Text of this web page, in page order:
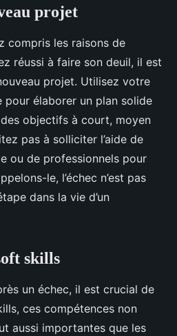
projet
compris les raisons de
réussi à faire son deuil, il est
projet. Utilisez votre
pour élaborer un plan solide
objectifs à court, moyen
pas à solliciter l’aide de
ou de professionnels pour
le, l’échec n’est pas
dans la vie d’un
skills
un échec, il est crucial de
ces compétences non
aussi importantes que les